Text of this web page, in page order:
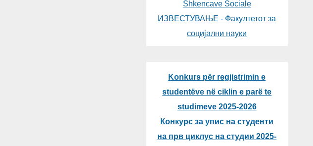
Shkencave Sociale
ИЗВЕСТУВАЊЕ - Факултетот за
социјални науки
Konkurs për regjistrimin e
studentëve në ciklin e parë te
studimeve 2025-2026
Конкурс за упис на студенти
на прв циклус на студии 2025-